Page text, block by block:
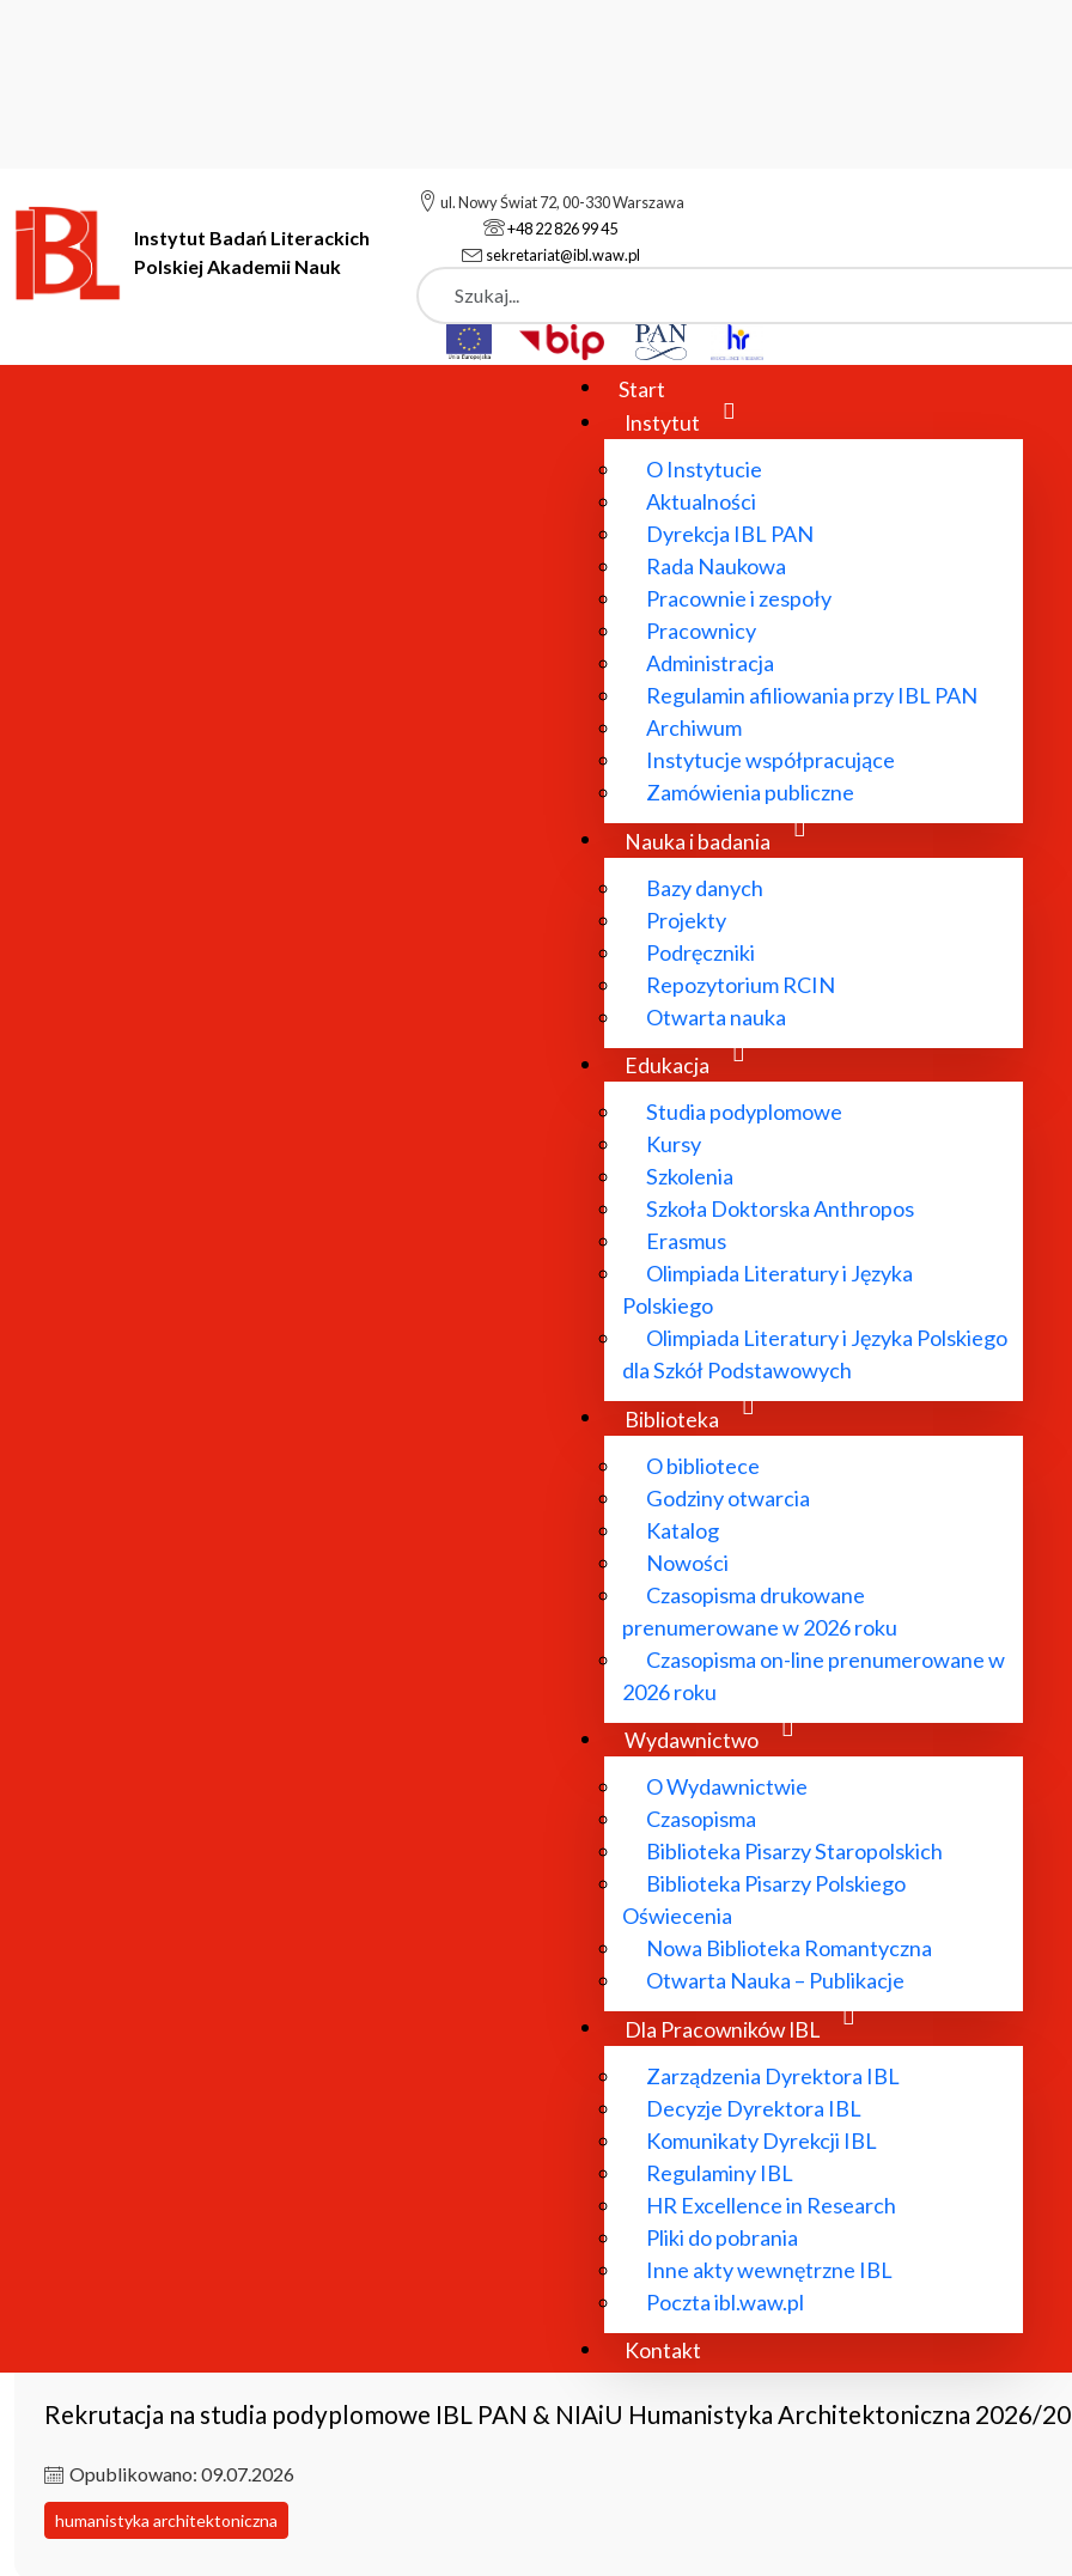
Instytut Badań Literackich
Polskiej Akademii Nauk
ul. Nowy Świat 72, 00-330 Warszawa
+48 22 826 99 45
sekretariat@ibl.waw.pl
Szukaj
Start
Instytut
O Instytucie
Aktualności
Dyrekcja IBL PAN
Rada Naukowa
Pracownie i zespoły
Pracownicy
Administracja
Regulamin afiliowania przy IBL PAN
Archiwum
Instytucje współpracujące
Zamówienia publiczne
Nauka i badania
Bazy danych
Projekty
Podręczniki
Repozytorium RCIN
Otwarta nauka
Edukacja
Studia podyplomowe
Kursy
Szkolenia
Szkoła Doktorska Anthropos
Erasmus
Olimpiada Literatury i Języka
Polskiego
Olimpiada Literatury i Języka Polskiego
dla Szkół Podstawowych
Biblioteka
O bibliotece
Godziny otwarcia
Katalog
Nowości
Czasopisma drukowane
prenumerowane w 2026 roku
Czasopisma on-line prenumerowane w
2026 roku
Wydawnictwo
O Wydawnictwie
Czasopisma
Biblioteka Pisarzy Staropolskich
Biblioteka Pisarzy Polskiego
Oświecenia
Nowa Biblioteka Romantyczna
Otwarta Nauka – Publikacje
Dla Pracowników IBL
Zarządzenia Dyrektora IBL
Decyzje Dyrektora IBL
Komunikaty Dyrekcji IBL
Regulaminy IBL
HR Excellence in Research
Pliki do pobrania
Inne akty wewnętrzne IBL
Poczta ibl.waw.pl
Kontakt
Instytut Badań Literackich Polskiej Akademii Nauk
Rekrutacja na studia podyplomowe IBL PAN & NIAiU Humanistyka Architektoniczna 2026/
Opublikowano: 09.07.2026
humanistyka architektoniczna